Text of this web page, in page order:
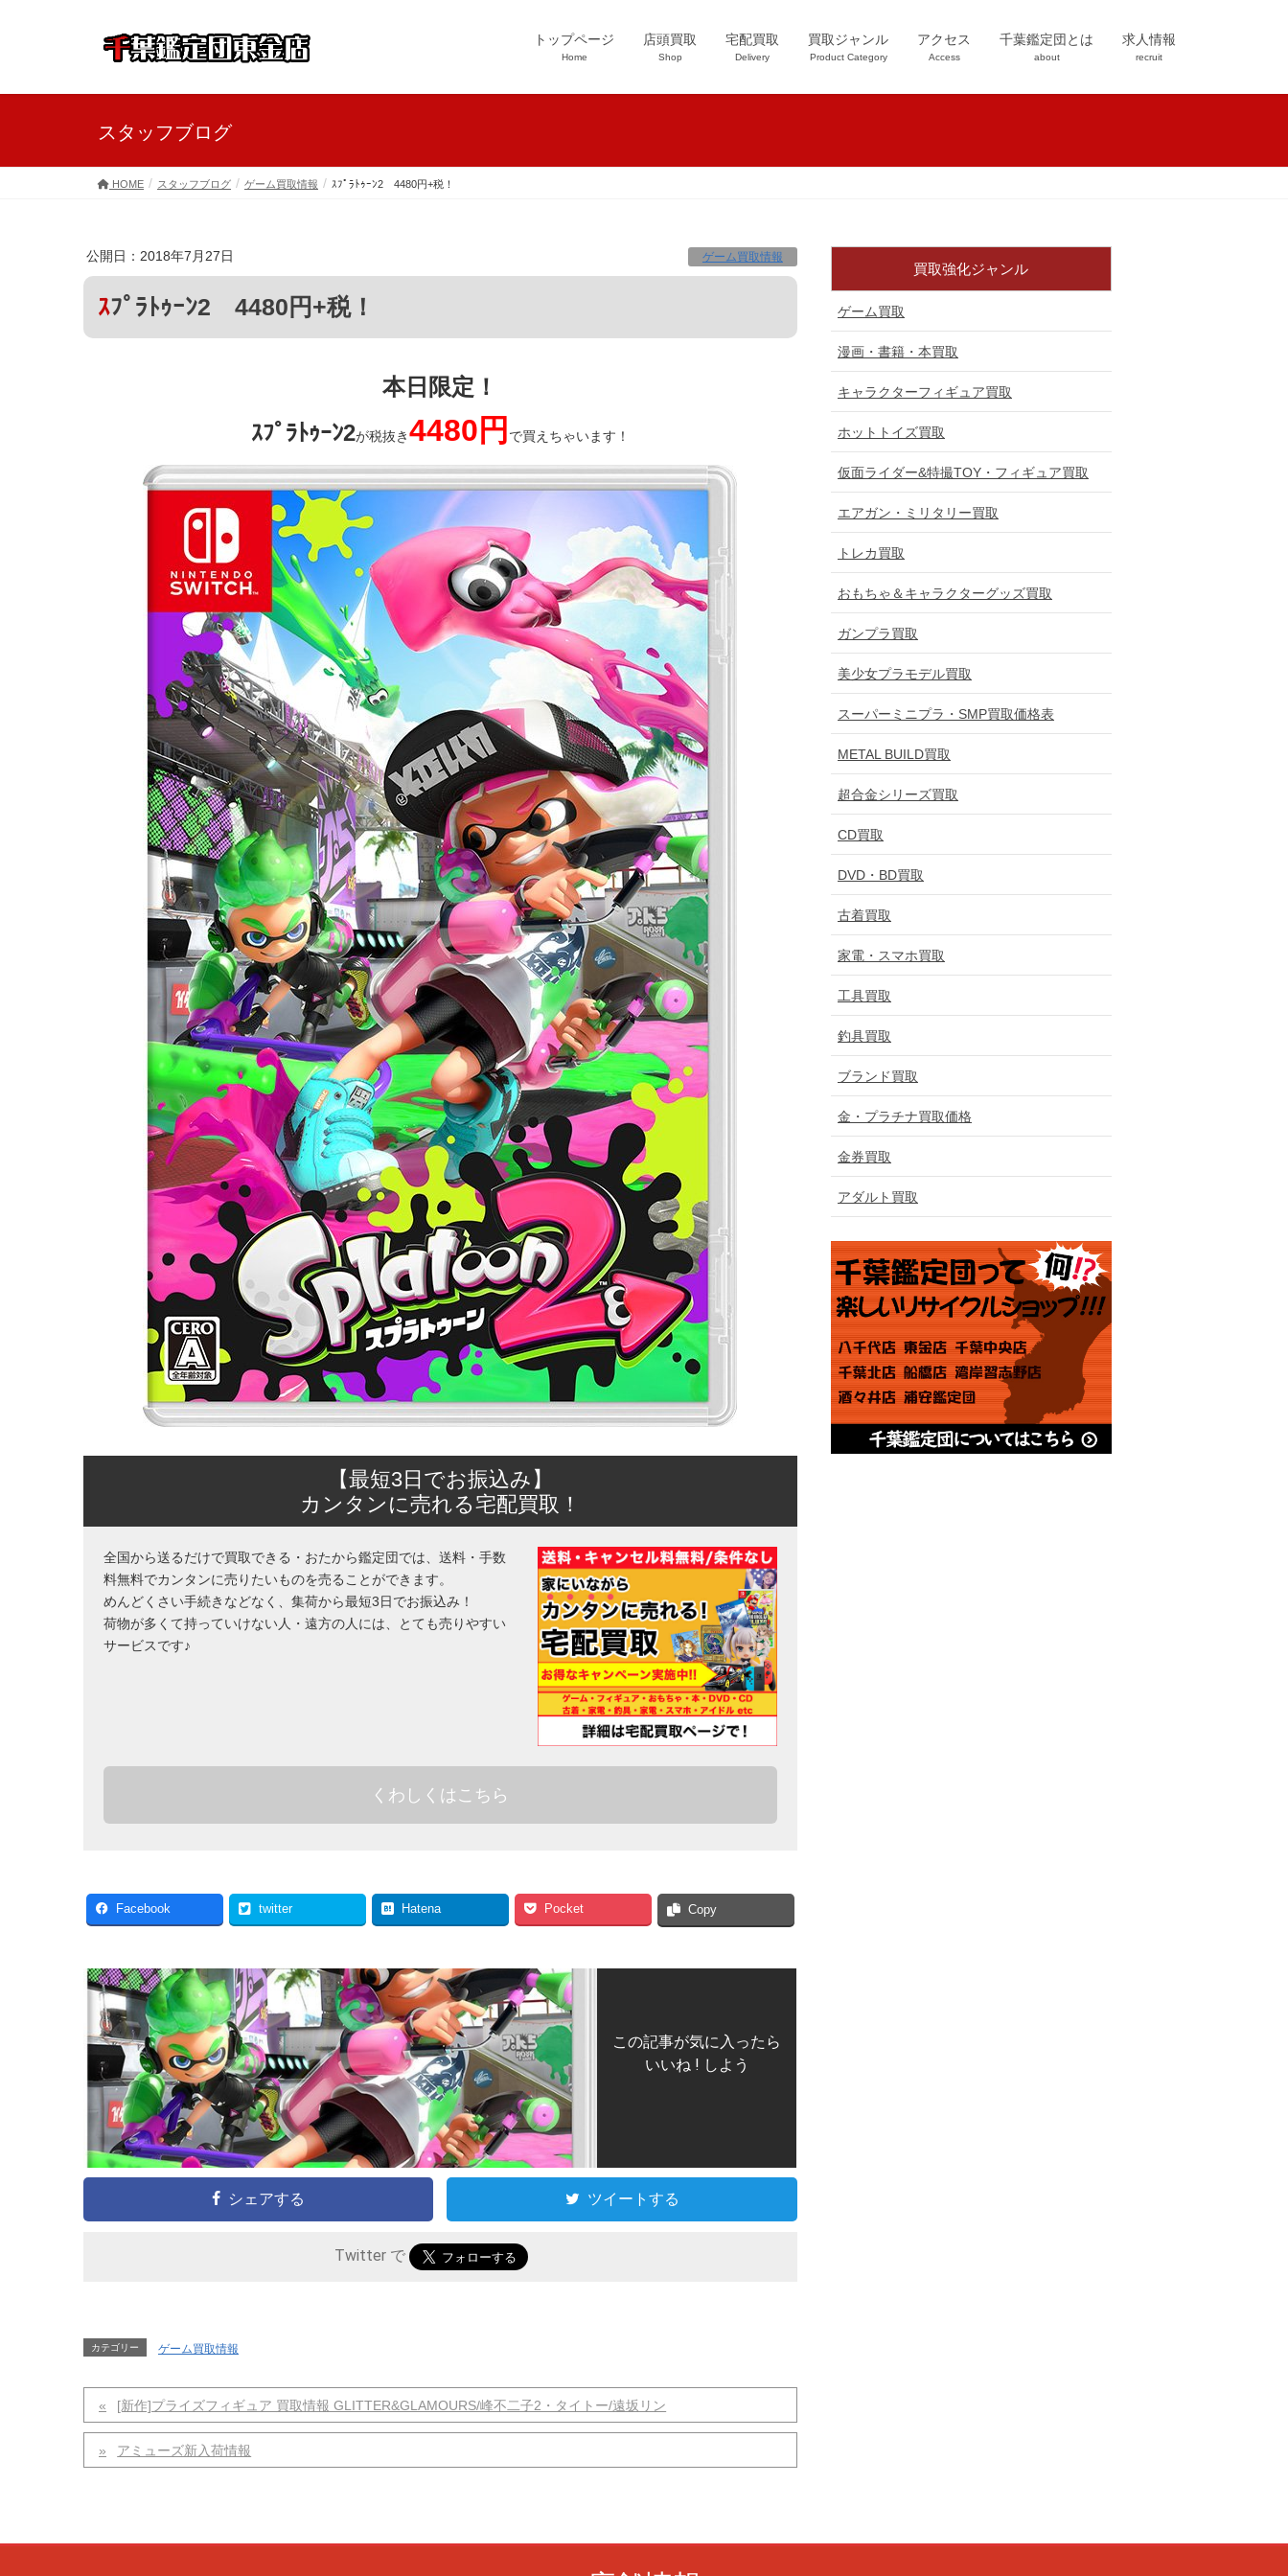
トップページ
Home
店頭買取
Shop
宅配買取
Delivery
買取ジャンル
Product Category
アクセス
Access
千葉鑑定団とは
about
求人情報
recruit
スタッフブログ
HOME スタッフブログ ゲーム買取情報 ｽﾌﾟﾗﾄｩｰﾝ2 4480円+税！
公開日：2018年7月27日 ゲーム買取情報
ｽﾌﾟﾗﾄｩｰﾝ2 4480円+税！
本日限定！
ｽﾌﾟﾗﾄｩｰﾝ2が税抜き4480円 で買えちゃいます！
【最短3日でお振込み】
カンタンに売れる宅配買取！
全国から送るだけで買取できる・おたから鑑定団では、送料・手数
料無料でカンタンに売りたいものを売ることができます。
めんどくさい手続きなどなく、集荷から最短3日でお振込み！
荷物が多くて持っていけない人・遠方の人には、とても売りやすい
サービスです♪
くわしくはこちら
Facebook twitter Hatena Pocket Copy
この記事が気に入ったら
いいね ! しよう
シェアする ツイートする
Twitter で
カテゴリー ゲーム買取情報
[新作]プライズフィギュア 買取情報 GLITTER&GLAMOURS/峰不二子2・タイトー/遠坂リン
アミューズ新入荷情報
買取強化ジャンル
ゲーム買取
漫画・書籍・本買取
キャラクターフィギュア買取
ホットトイズ買取
仮面ライダー&特撮TOY・フィギュア買取
エアガン・ミリタリー買取
トレカ買取
おもちゃ＆キャラクターグッズ買取
ガンプラ買取
美少女プラモデル買取
スーパーミニプラ・SMP買取価格表
METAL BUILD買取
超合金シリーズ買取
CD買取
DVD・BD買取
古着買取
家電・スマホ買取
工具買取
釣具買取
ブランド買取
金・プラチナ買取価格
金券買取
アダルト買取